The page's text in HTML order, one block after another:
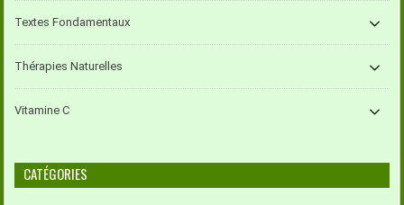
Textes Fondamentaux
Thérapies Naturelles
Vitamine C
CATÉGORIES